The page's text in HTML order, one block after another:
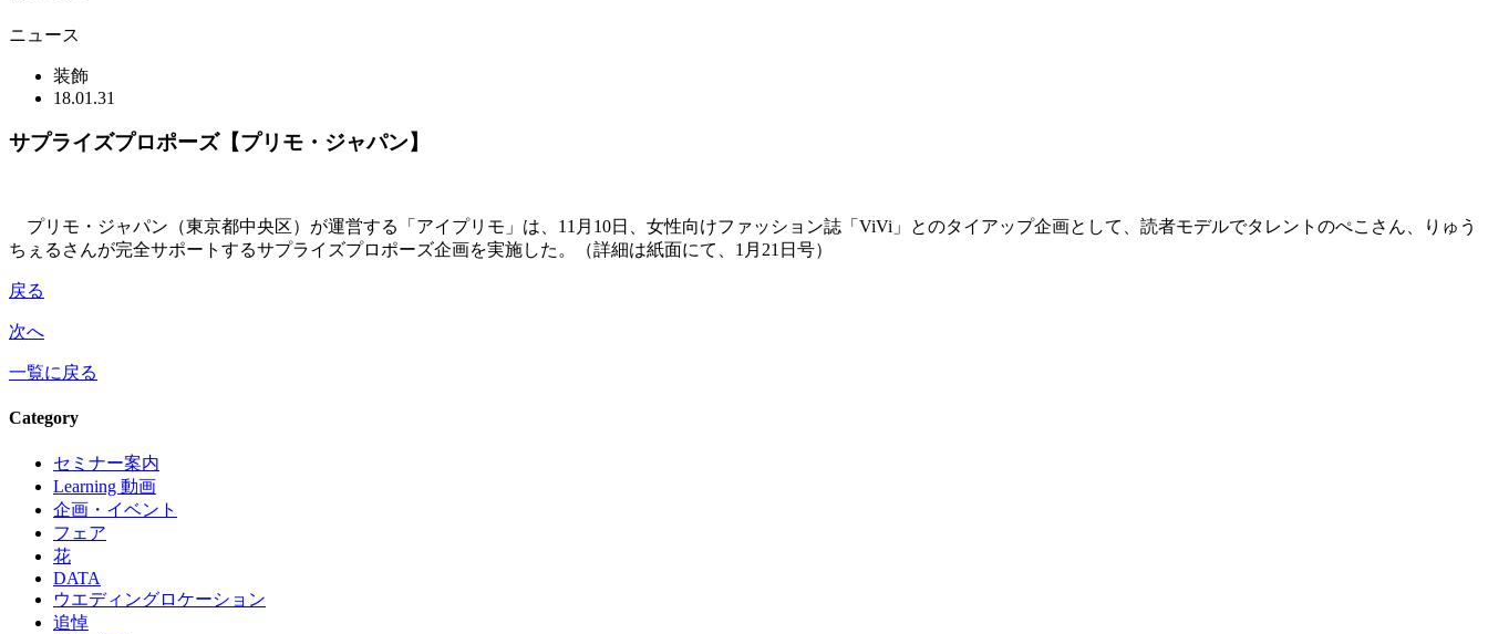
ニュース
装飾
18.01.31
サプライズプロポーズ【プリモ・ジャパン】
プリモ・ジャパン（東京都中央区）が運営する「アイプリモ」は、11月10日、女性向けファッション誌「ViVi」とのタイアップ企画として、読者モデルでタレントのぺこさん、りゅう
ちぇるさんが完全サポートするサプライズプロポーズ企画を実施した。（詳細は紙面にて、1月21日号）
戻る
次へ
一覧に戻る
Category
セミナー案内
Learning 動画
企画・イベント
フェア
花
DATA
ウエディングロケーション
追悼